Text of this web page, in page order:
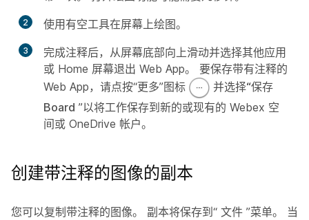
2 使用有空工具在屏幕上绘图。
3
完成注释后，从屏幕底部向上滑动并选择其他应用
或 Home 屏幕退出 Web App。 要保存带有注释的
Web App，请点按“更多”图标
并选择“保存
Board ”以将工作保存到新的或现有的 Webex 空
间或 OneDrive 帐户。
创建带注释的图像的副本
您可以复制带注释的图像。 副本将保存到“ 文件 ”菜单。 当